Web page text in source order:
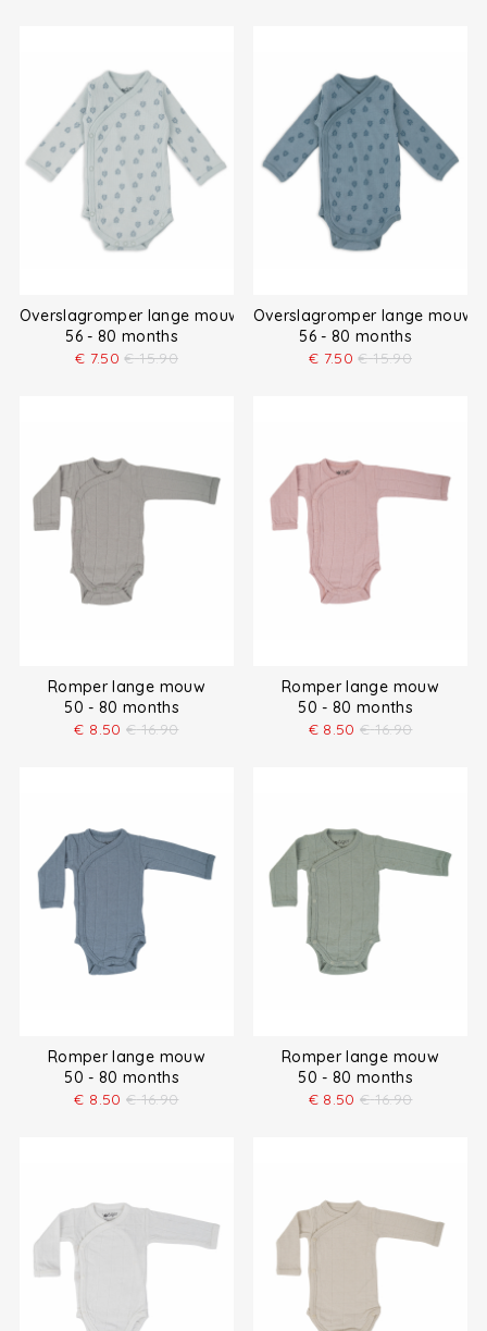
Overslagromper lange mouw
56 - 80 months
€ 7.50 € 15.90
Overslagromper lange mouw
56 - 80 months
€ 7.50 € 15.90
Romper lange mouw
50 - 80 months
€ 8.50 € 16.90
Romper lange mouw
50 - 80 months
€ 8.50 € 16.90
Romper lange mouw
50 - 80 months
€ 8.50 € 16.90
Romper lange mouw
50 - 80 months
€ 8.50 € 16.90